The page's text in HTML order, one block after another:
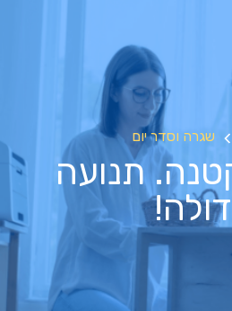
שגרה וסדר יום
תנועה